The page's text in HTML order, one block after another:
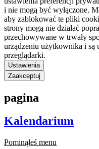
i nie mogą być wyłączone.
aby zablokować te pliki
strony mogą nie działać
przechowywane w trwały
urządzeniu użytkownika i są
przeglądarki.
Ustawienia
Zaakceptuj
pagina
Kalendarium
Pominąłeś menu